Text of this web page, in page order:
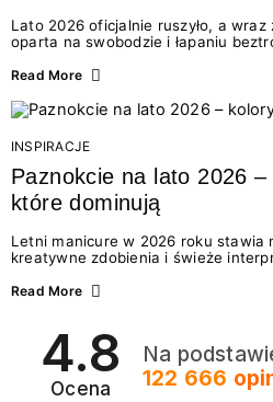
Lato 2026 oficjalnie ruszyło, a
oparta na swobodzie i łapaniu
doświadczenia wakacji – od
Motywem przewodnim jest
letnich momentów. Z tej okazji
wyjątkowego: wielki konkurs z
najgorętszych trendów w...
Read More
INSPIRACJE
Paznokcie na lato 2026
które dominują
Letni manicure w 2026 roku stawia
kreatywne zdobienia i świeże
zarówno energetycznych odcieni
2026? Znajdź inspirację dla swojego
Read More
4.8
Ocena
Na
122 666